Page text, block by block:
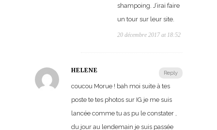
shampoing. J’irai faire
un tour sur leur site.
20 décembre 2017 at 18:52
Reply
HÉLÈNE
coucou Morue ! bah moi suite à tes
poste te tes photos sur IG je me suis
lancée comme tu as pu le constater ,
du jour au lendemain je suis passée